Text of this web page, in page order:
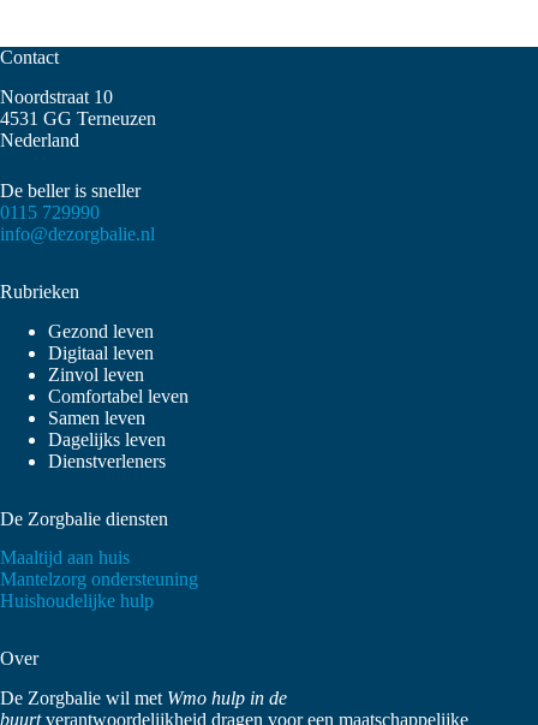
Contact
Noordstraat 10
4531 GG Terneuzen
Nederland
De beller is sneller
0115 729990
info@dezorgbalie.nl
Rubrieken
Gezond leven
Digitaal leven
Zinvol leven
Comfortabel leven
Samen leven
Dagelijks leven
Dienstverleners
De Zorgbalie diensten
Maaltijd aan huis
Mantelzorg ondersteuning
Huishoudelijke hulp
Over
De Zorgbalie wil met Wmo hulp in de
buurtverantwoordelijkheid dragen voor een maatschappelijke